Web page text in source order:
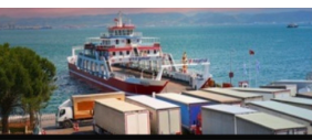
Türkiye-Irak enerji hattında yeni dönem
Türk Armatöre 'Uyuşturucu' tutuklaması!
Deniz turizminde yeni ‘Ceza Rejimi’!
DÖDER, 28. Dönem Yönetim Kurulu
Fairline, Türkiye’de ‘SoleMarin’i seçti
Baltık Denizi'nde tarih yazıldı!
Runit kubbesi okyanusun derinliklerinde